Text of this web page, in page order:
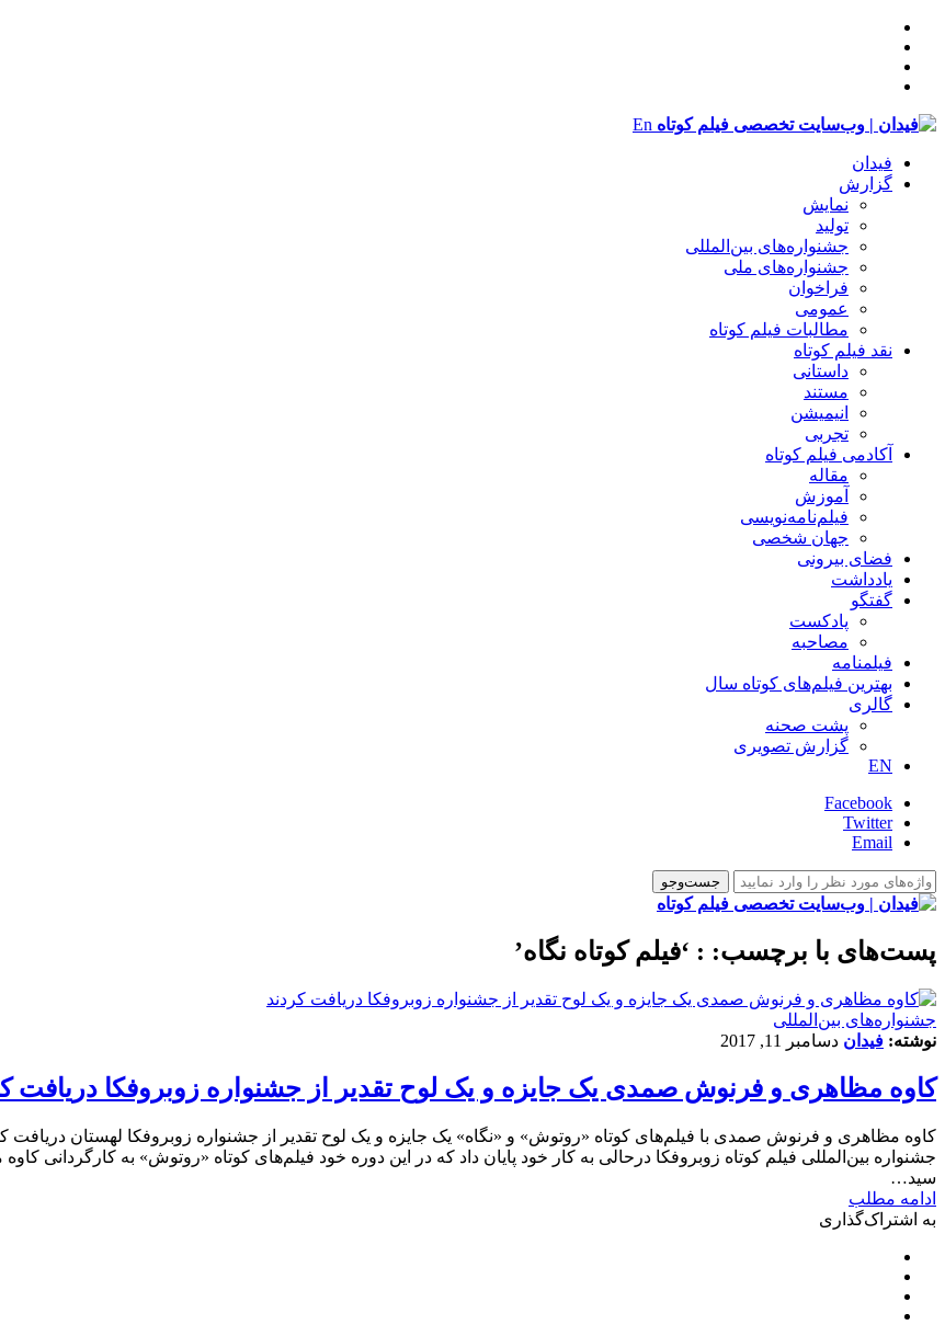
En
فیدان
گزارش
نمایش
تولید
‌‌جشنواره‌های بین‌المللی
جشنواره‌های ملی
فراخوان
عمومی
مطالبات فیلم کوتاه
نقد فیلم کوتاه
داستانی
مستند
انیمیشن
تجربی
آکادمی فیلم کوتاه
مقاله
آموزش
فیلم‌نامه‌نویسی
جهان شخصی
فضای بیرونی
یادداشت
گفتگو
پادکست
مصاحبه
فیلمنامه
بهترین فیلم‌های کوتاه سال
گالری
پشت صحنه
گزارش تصویری
EN
Facebook
Twitter
Email
پست‌های با برچسب: : ‘فیلم کوتاه نگاه’
‌‌جشنواره‌های بین‌المللی
نوشته: فیدان دسامبر 11, 2017
کاوه مظاهری و فرنوش صمدی یک جایزه و یک لوح تقدیر از جشنواره زوبروفکا دریافت
کاوه مظاهری و فرنوش صمدی با فیلم‌های کوتاه «روتوش» و «نگاه» یک جایزه و یک لوح تقدیر از جشنواره زوبروفکا لهستان
جشنواره بین‌المللی فیلم کوتاه زوبروفکا درحالی به کار خود پایان داد که در این دوره خود فیلم‌های کوتاه «روتوش» به کارگردانی
سید…
ادامه مطلب
به اشتراک‌گذاری